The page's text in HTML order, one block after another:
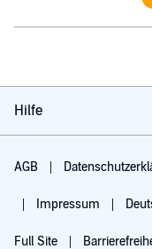
Hilfe
AGB
Impressum
Full Site